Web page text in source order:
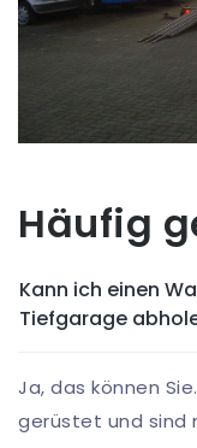
Häufig
Kann ich einen
Tiefgarage
Ja, das können
gerüstet und sind